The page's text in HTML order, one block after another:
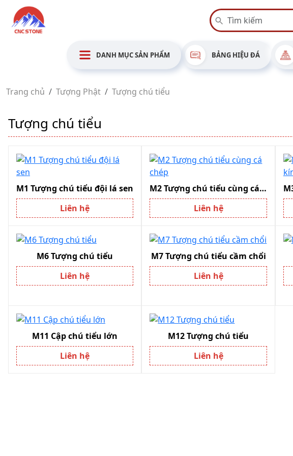
DANH MỤC SẢN PHẨM BẢNG HIỆU ĐÁ
Trang chủ Tượng Phật Tượng chú tiểu
Tượng chú tiểu
M1 Tượng chú tiểu đội lá sen
Liên hệ
M2 Tượng chú tiểu cùng cá chép
Liên hệ
M6 Tượng chú tiểu
Liên hệ
M7 Tượng chú tiểu cầm chổi
Liên hệ
M11 Cập chú tiểu lớn
Liên hệ
M12 Tượng chú tiểu
Liên hệ